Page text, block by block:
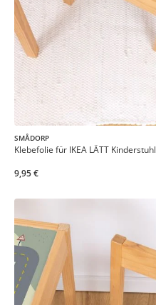
SMÅDORP
Klebefolie für IKEA LÄTT Kinderstuhl
9,95 €